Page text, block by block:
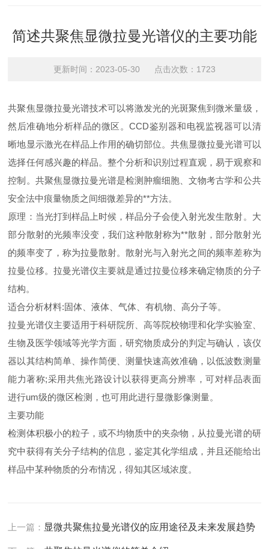
简述共聚焦显微拉曼光谱仪的主要功能
更新时间：2023-05-30 点击次数：1723
共聚焦显微拉曼光谱技术可以将激发光的光斑聚焦到微米量级，
然后准确地分析样品的微区。CCD鉴别器和电视监视器可以清
晰地显示激光在样品上作用的确切部位。共焦显微拉曼光谱可以
选择任何感兴趣的样品。整个分析和识别过程直观，易于观察和
控制。共聚焦显微拉曼光谱是检测肿瘤细胞、文物考古学和公共
安全法中痕量物质之间细微差异的**方法。
原理：当光打到样品上时候，样品分子会使入射光发生散射。大
部分散射的光频率没变，我们这种散射称为**散射，部分散射光
的频率变了，称为拉曼散射。散射光与入射光之间的频率差称为
拉曼位移。拉曼光谱仪主要就是通过拉曼位移来确定物质的分子
结构。
适合分析材料:固体、液体、气体、有机物、高分子等。
拉曼光谱仪主要适用于科研院所、高等院校物理和化学实验室、
生物及医学领域等光学方面，研究物质成分的判定与确认，该仪
器以其结构简单、操作简便、测量快速高效准确，以低波数测量
能力著称;采用共焦光路设计以获得更高分辨率，可对样品表面
进行um级的微区检测，也可用此进行显微影像测量。
主要功能
检测体积极小的粒子，或不均物质中的夹杂物，从拉曼光谱的研
究中获得有关分子结构的信息，鉴定其化学组成，并且还能给出
样品中某种物质的分布情况，得知其区域浓度。
上一篇： 显微共聚焦拉曼光谱仪的应用途径及未来发展趋势